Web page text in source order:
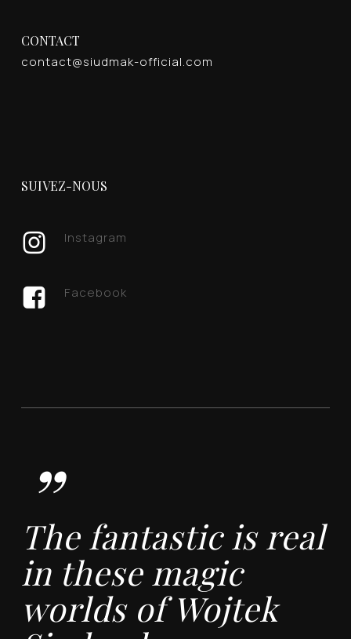
CONTACT
contact@siudmak-official.com
SUIVEZ-NOUS
Instagram
Facebook
”
The fantastic is real
in these magic
worlds of Wojtek